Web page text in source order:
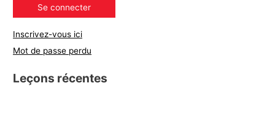
Inscrivez-vous ici
Mot de passe perdu
Leçons récentes